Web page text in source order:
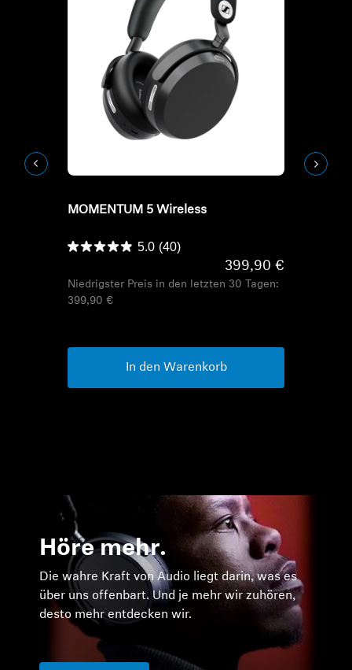
MOMENTUM 5 Wireless
5.0 (40)
399,90 €
Niedrigster Preis in den letzten 30 Tagen:
399,90 €
In den Warenkorb
Höre mehr.
Die wahre Kraft von Audio liegt darin, was es
über uns offenbart. Und je mehr wir zuhören,
desto mehr entdecken wir.